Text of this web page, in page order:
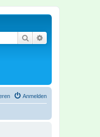
Suche
Anmelden